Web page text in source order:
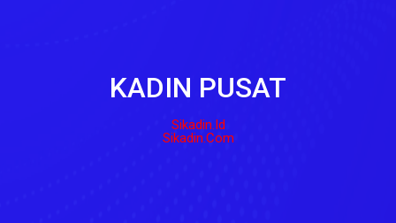
KADIN PUSAT
Sikadin.id
Sikadin.com